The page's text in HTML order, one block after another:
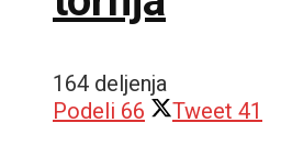
164 deljenja
Podeli 66 Tweet 41